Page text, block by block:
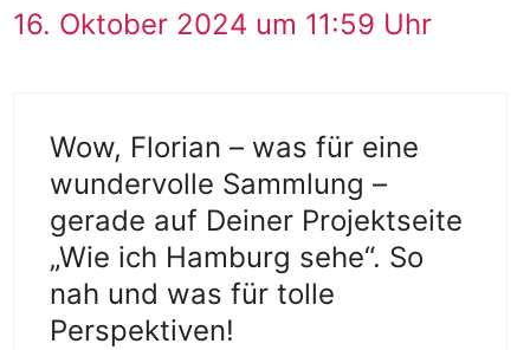
16. Oktober 2024 um 11:59 Uhr
Wow, Florian – was für eine
wundervolle Sammlung –
gerade auf Deiner Projektseite
„Wie ich Hamburg sehe“. So
nah und was für tolle
Perspektiven!